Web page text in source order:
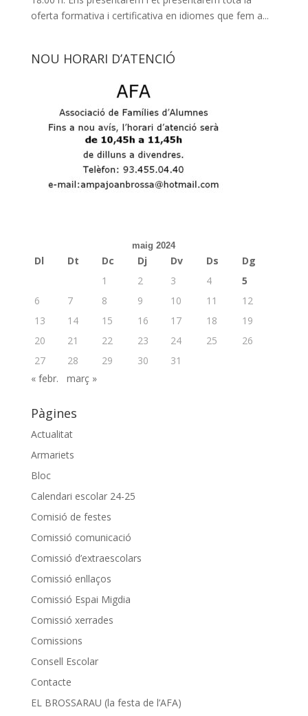
oferta formativa i certificativa en idiomes que fem a...
NOU HORARI D’ATENCIÓ
maig 2024
Dl Dt Dc Dj Dv Ds
Dg
1
2 3 4
5
6
7 8 9 10 11
12
13
14 15 16 17 18
19
20
21 22 23 24 25
26
27
28 29 30
31
« febr.
març »
Pàgines
Actualitat
Armariets
Bloc
Calendari escolar 24-25
Comisió de festes
Comissió comunicació
Comissió d’extraescolars
Comissió enllaços
Comissió Espai Migdia
Comissió xerrades
Comissions
Consell Escolar
Contacte
EL BROSSARAU (la festa de l’AFA)